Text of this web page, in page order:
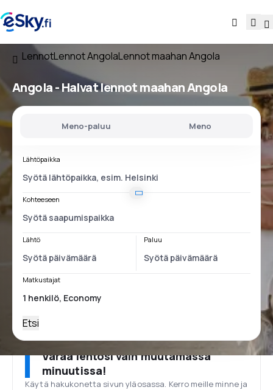
LennotLennot AngolaLennot maahan Angola
Angola - Halvat lennot maahan Angola
Meno-paluu Meno
Lähtöpaikka
Kohteeseen
Lähtö Paluu
Matkustajat
Etsi
Varaa lentosi vain muutamassa
minuutissa!
Käytä hakukonetta sivun yläosassa. Kerro meille minne ja